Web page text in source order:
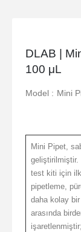
DLAB |
100 μL
Model : Mini
Mini Pipet,
geliştirilmiştir.
test kiti için
pipetleme,
daha kolay
arasında